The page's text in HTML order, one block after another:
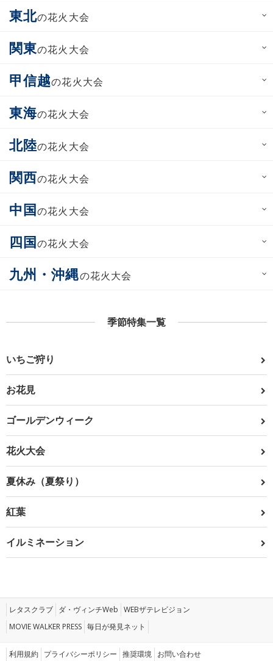
東北の花火大会
関東の花火大会
甲信越の花火大会
東海の花火大会
北陸の花火大会
関西の花火大会
中国の花火大会
四国の花火大会
九州・沖縄の花火大会
季節特集一覧
いちご狩り
お花見
ゴールデンウィーク
花火大会
夏休み（夏祭り）
紅葉
イルミネーション
レタスクラブ ダ・ヴィンチWeb WEBザテレビジョン
MOVIE WALKER PRESS 毎日が発見ネット
利用規約 プライバシーポリシー 推奨環境 お問い合わせ